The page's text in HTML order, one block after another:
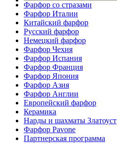
Фарфор со стразами
Фарфор Италии
Китайский фарфор
Русский фарфор
Немецкий фарфор
Фарфор Чехия
Фарфор Испания
Фарфор Франция
Фарфор Япония
Фарфор Азия
Фарфор Англии
Европейский фарфор
Керамика
Нарды и шахматы Златоуст
Фарфор Pavone
Партнерская программа